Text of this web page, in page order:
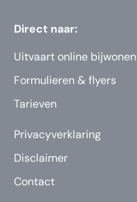
Direct naar:
Uitvaart online bijwonen
Formulieren & flyers
Tarieven
Privacyverklaring
Disclaimer
Contact